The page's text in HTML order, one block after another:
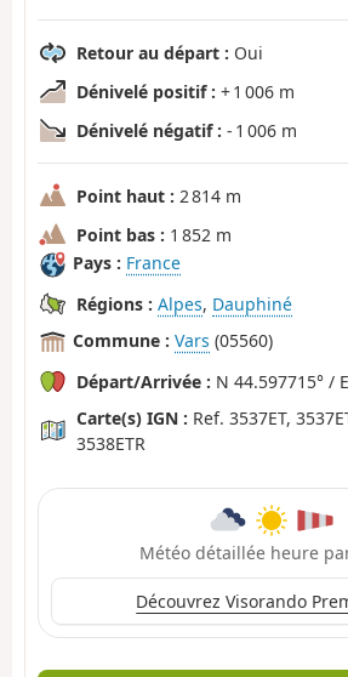
Retour au départ : Oui
Dénivelé positif : + 1 006 m
Dénivelé négatif : - 1 006 m
Point haut : 2 814 m
Point bas : 1 852 m
Pays : France
Régions : Alpes, Dauphiné
Commune : Vars (05560)
Départ/Arrivée : N 44.597715° /
Carte(s) IGN : Ref. 3537ET,
3538ETR
Météo détaillée heure
Découvrez Visorando